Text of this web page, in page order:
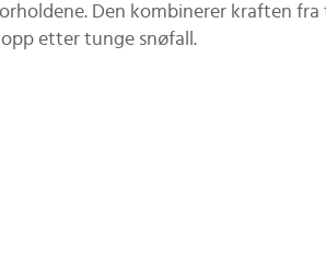
Den kombinerer kraften
etter tunge snøfall.